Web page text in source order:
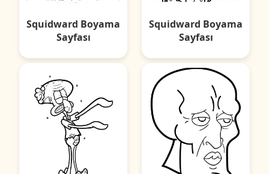
Squidward Boyama
Sayfası
Squidward Boyama
Sayfası